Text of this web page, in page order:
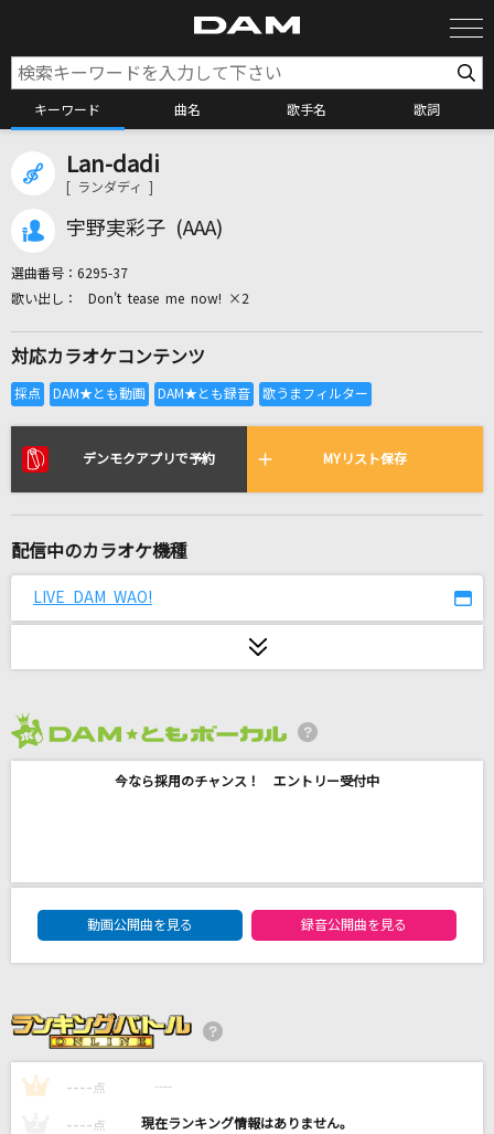
キーワード 曲名 歌手名 歌詞
カラオケ店舗検索
全国りれき
リアルタイムで歌われている曲の一覧
Blue Velvet
[プロオケ]I LOVE YOU
あいつら全員同窓会
松田聖子
君が代
Lan-dadi
[ ランダディ ]
宇野実彩子 (AAA)
選曲番号： 6295-37
Don't tease me now! ×2
対応カラオケコンテンツ
デンモクアプリで予約 MYリスト保存
配信中のカラオケ機種
LIVE DAM WAO!
今なら採用のチャンス！ エントリー受付中
DAM★ともボーカルエントリーランキング
動画公開曲を見る
録音公開曲を見る
1 ---- 点 ----
---- 点 ----